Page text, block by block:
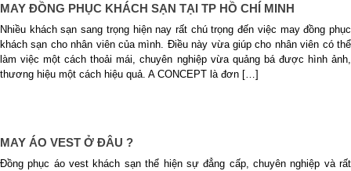
MAY ĐỒNG PHỤC KHÁCH SẠN TẠI TP HỒ CHÍ MINH
Nhiều khách sạn sang trọng hiện nay rất chú trọng đến việc may đồng phục
khách sạn cho nhân viên của mình. Điều này vừa giúp cho nhân viên có thể
làm việc một cách thoải mái, chuyên nghiệp vừa quảng bá được hình ảnh,
thương hiệu một cách hiệu quả. A CONCEPT là đơn […]
MAY ÁO VEST Ở ĐÂU ?
Đồng phục áo vest khách sạn thể hiện sự đẳng cấp, chuyên nghiệp và rất